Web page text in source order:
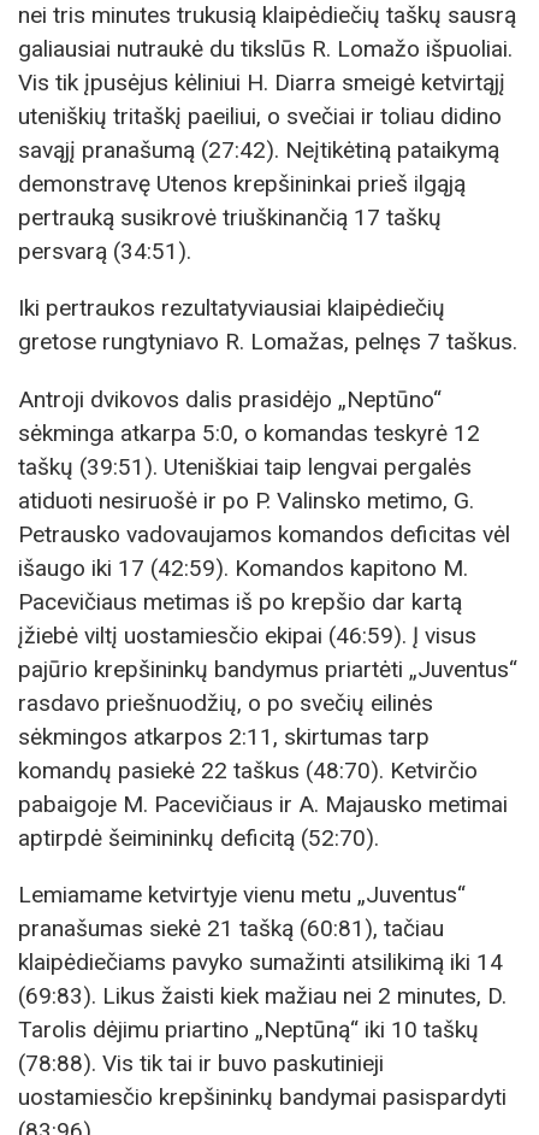
nei tris minutes trukusią klaipėdiečių taškų sausrą
galiausiai nutraukė du tikslūs R. Lomažo išpuoliai.
Vis tik įpusėjus kėliniui H. Diarra smeigė ketvirtąjį
uteniškių tritaškį paeiliui, o svečiai ir toliau didino
savąjį pranašumą (27:42). Neįtikėtiną pataikymą
demonstravę Utenos krepšininkai prieš ilgąją
pertrauką susikrovė triuškinančią 17 taškų
persvarą (34:51).
Iki pertraukos rezultatyviausiai klaipėdiečių
gretose rungtyniavo R. Lomažas, pelnęs 7 taškus.
Antroji dvikovos dalis prasidėjo „Neptūno“
sėkminga atkarpa 5:0, o komandas teskyrė 12
taškų (39:51). Uteniškiai taip lengvai pergalės
atiduoti nesiruošė ir po P. Valinsko metimo, G.
Petrausko vadovaujamos komandos deficitas vėl
išaugo iki 17 (42:59). Komandos kapitono M.
Pacevičiaus metimas iš po krepšio dar kartą
įžiebė viltį uostamiesčio ekipai (46:59). Į visus
pajūrio krepšininkų bandymus priartėti „Juventus“
rasdavo priešnuodžių, o po svečių eilinės
sėkmingos atkarpos 2:11, skirtumas tarp
komandų pasiekė 22 taškus (48:70). Ketvirčio
pabaigoje M. Pacevičiaus ir A. Majausko metimai
aptirpdė šeimininkų deficitą (52:70).
Lemiamame ketvirtyje vienu metu „Juventus“
pranašumas siekė 21 tašką (60:81), tačiau
klaipėdiečiams pavyko sumažinti atsilikimą iki 14
(69:83). Likus žaisti kiek mažiau nei 2 minutes, D.
Tarolis dėjimu priartino „Neptūną“ iki 10 taškų
(78:88). Vis tik tai ir buvo paskutinieji
uostamiesčio krepšininkų bandymai pasispardyti